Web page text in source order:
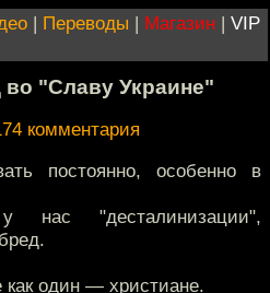
| Переводы | Магазин | VIP
"Славу Украине"
комментария
постоянно, особенно в
"десталинизации",
один — христиане.